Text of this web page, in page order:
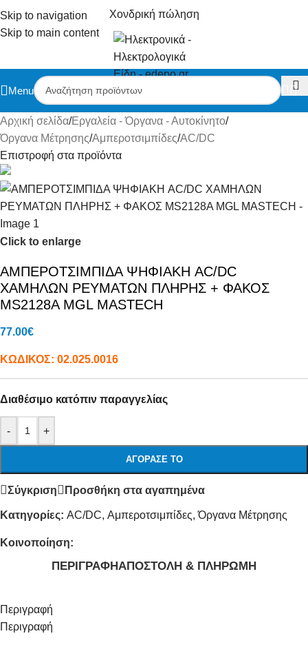
Skip to navigation
Skip to main content
Χονδρική πώληση
Menu
Αρχική σελίδα/Εργαλεία - Όργανα - Αυτοκίνητο/
Όργανα Μέτρησης/Αμπεροτσιμπίδες/AC/DC
Επιστροφή στα προϊόντα
Click to enlarge
ΑΜΠΕΡΟΤΣΙΜΠΙΔΑ ΨΗΦΙΑΚΗ AC/DC
ΧΑΜΗΛΩΝ ΡΕΥΜΑΤΩΝ ΠΛΗΡΗΣ + ΦΑΚΟΣ
MS2128A MGL MASTECH
77.00€
ΚΩΔΙΚΟΣ: 02.025.0016
Διαθέσιμο κατόπιν παραγγελίας
- +
ΑΓΌΡΑΣΕ ΤΟ
Σύγκριση Προσθήκη στα αγαπημένα
Κατηγορίες: AC/DC, Αμπεροτσιμπίδες, Όργανα Μέτρησης
Κοινοποίηση:
ΠΕΡΙΓΡΑΦΉΑΠΟΣΤΟΛΉ & ΠΛΗΡΩΜΉ
Περιγραφή
Περιγραφή